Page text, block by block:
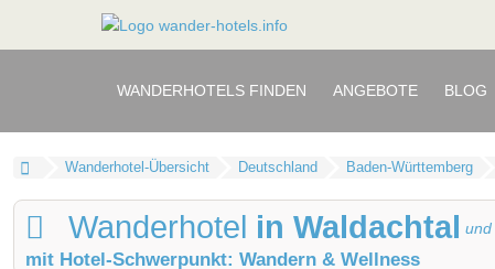
WANDERHOTELS FINDEN ANGEBOTE BLOG
Wanderhotel-Übersicht Deutschland Baden-Württemberg
Wanderhotel in Waldachtal und
mit Hotel-Schwerpunkt: Wandern & Wellness